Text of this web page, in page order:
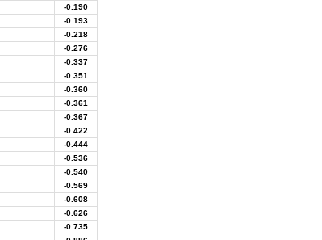
-0.190
-0.193
-0.218
-0.276
-0.337
-0.351
-0.360
-0.361
-0.367
-0.422
-0.444
-0.536
-0.540
-0.569
-0.608
-0.626
-0.735